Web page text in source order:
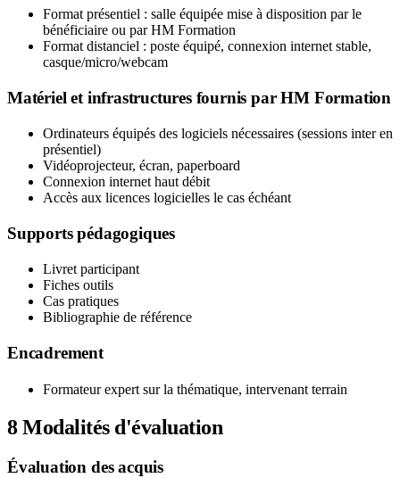
Format présentiel : salle équipée mise à disposition par le
bénéficiaire ou par HM Formation
Format distanciel : poste équipé, connexion internet stable,
casque/micro/webcam
Matériel et infrastructures fournis par HM Formation
Ordinateurs équipés des logiciels nécessaires (sessions inter en
présentiel)
Vidéoprojecteur, écran, paperboard
Connexion internet haut débit
Accès aux licences logicielles le cas échéant
Supports pédagogiques
Livret participant
Fiches outils
Cas pratiques
Bibliographie de référence
Encadrement
Formateur expert sur la thématique, intervenant terrain
8Modalités d'évaluation
Évaluation des acquis